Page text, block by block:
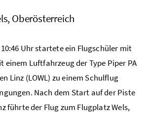
Oberösterreich
Uhr startete ein Flugschüler mit
einem Luftfahrzeug der Type Piper PA
Linz (LOWL) zu einem Schulflug
Nach dem Start auf der Piste
führte der Flug zum Flugplatz Wels,